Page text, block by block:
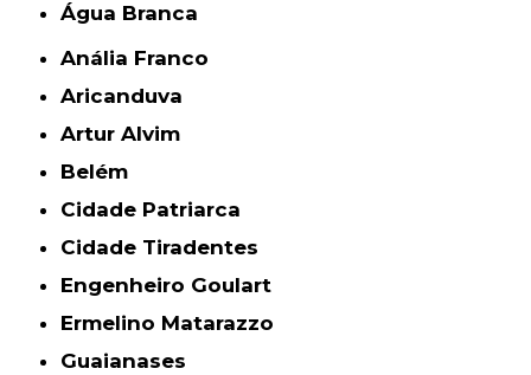
Água Branca
Anália Franco
Aricanduva
Artur Alvim
Belém
Cidade Patriarca
Cidade Tiradentes
Engenheiro Goulart
Ermelino Matarazzo
Guaianases